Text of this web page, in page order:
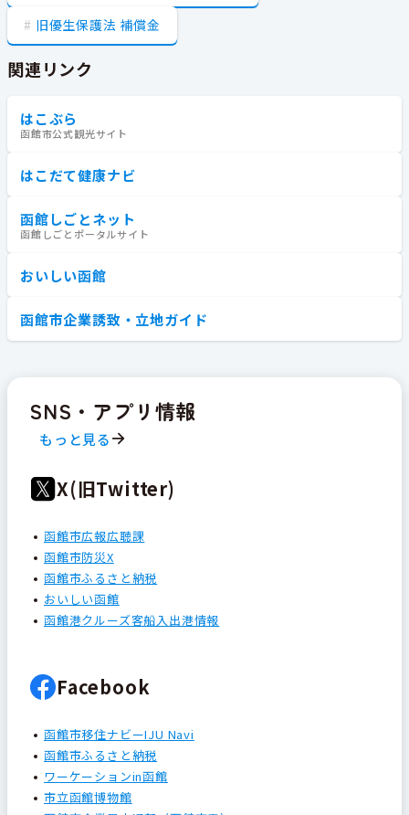
旧優生保護法 補償金
関連リンク
はこぶら
函館市公式観光サイト
はこだて健康ナビ
函館しごとネット
函館しごとポータルサイト
おいしい函館
函館市企業誘致・立地ガイド
SNS・アプリ情報
もっと見る
X(旧Twitter)
函館市広報広聴課
函館市防災X
函館市ふるさと納税
おいしい函館
函館港クルーズ客船入出港情報
Facebook
函館市移住ナビーIJU Navi
函館市ふるさと納税
ワーケーションin函館
市立函館博物館